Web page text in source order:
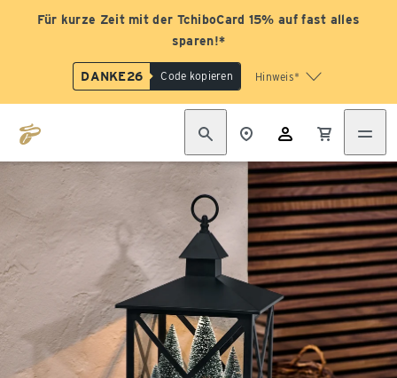
Für kurze Zeit mit der TchiboCard 15% auf fast alles
sparen!*
DANKE26 Code kopieren Hinweis*